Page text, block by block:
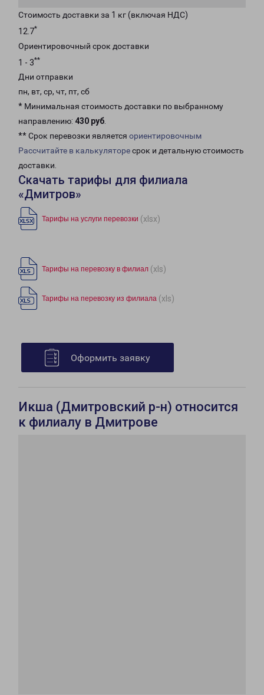
Стоимость доставки за 1 кг (включая НДС)
12.7*
Ориентировочный срок доставки
1 - 3**
Дни отправки
пн, вт, ср, чт, пт, сб
* Минимальная стоимость доставки по выбранному
направлению: 430 руб.
** Срок перевозки является ориентировочным
Рассчитайте в калькуляторесрок и детальную стоимость
доставки.
Скачать тарифы для филиала
«Дмитров»
Тарифы на услуги перевозки (xlsx)
Тарифы на перевозку в филиал (xls)
Тарифы на перевозку из филиала (xls)
Оформить заявку
Икша (Дмитровский р-н) относится
к филиалу в Дмитрове